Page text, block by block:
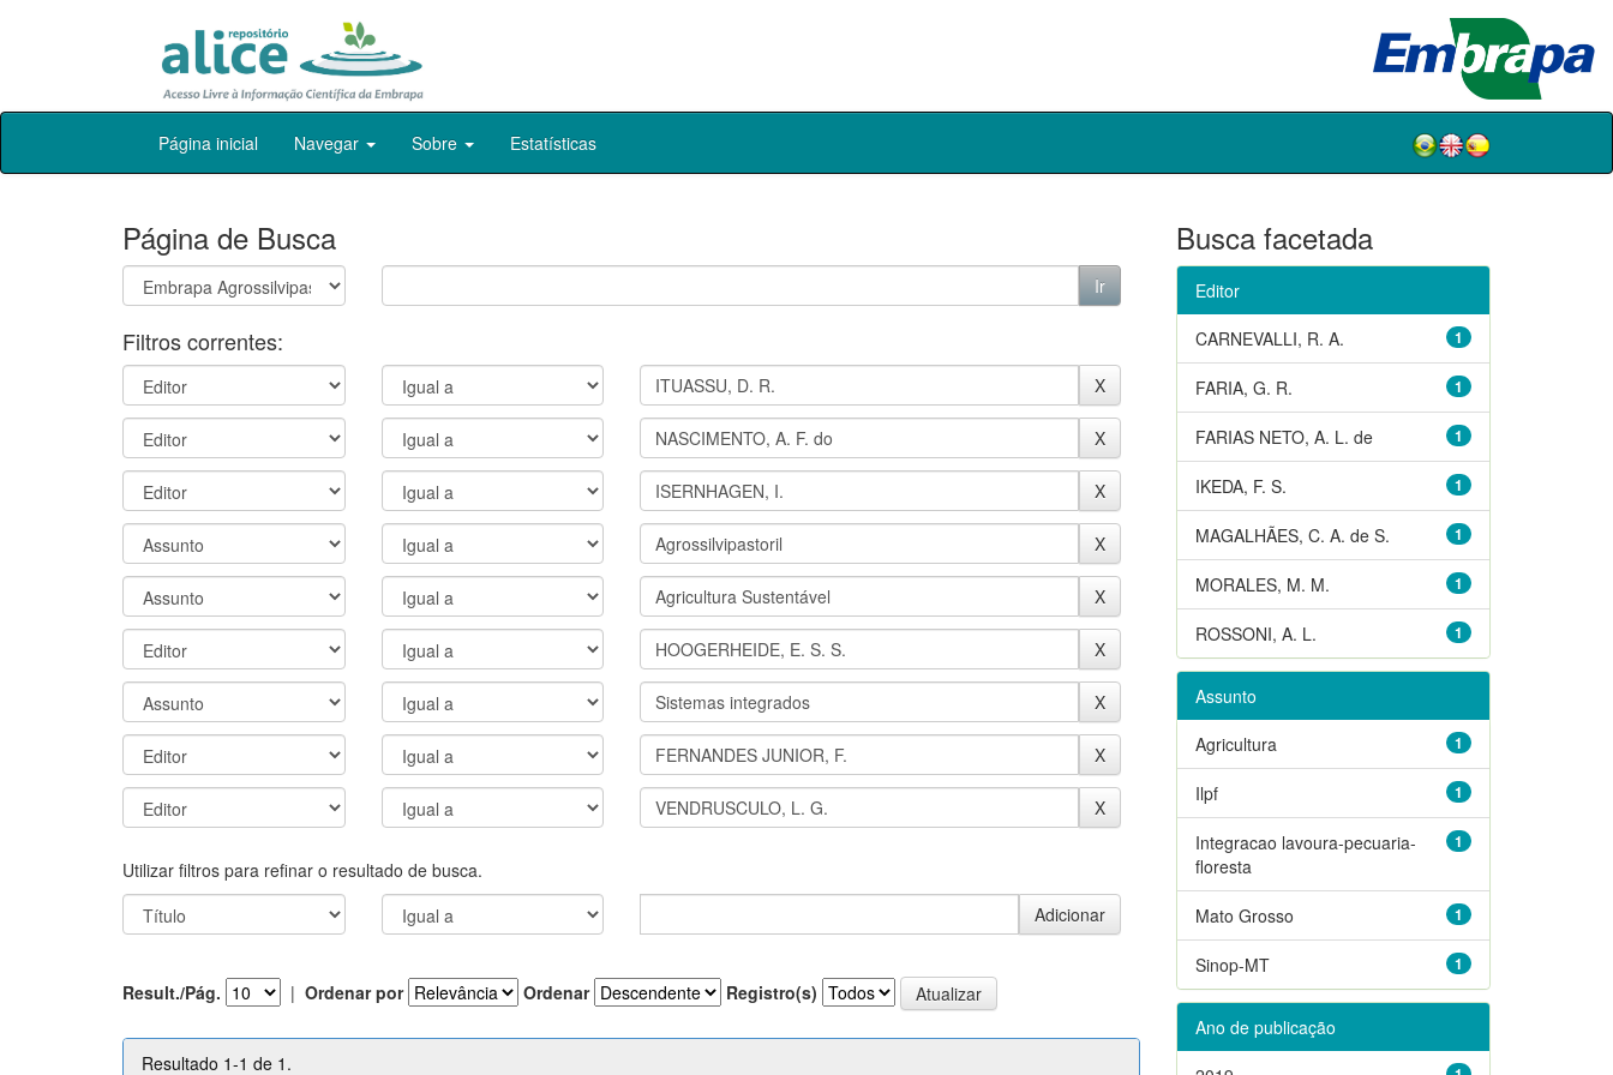
Skip
Página inicial Navegar Sobre Estatísticas
Página de Busca
Filtros correntes:
Utilizar filtros para refinar o resultado de busca.
Result./Pág. | Ordenar por Ordenar Registro(s)
Resultado 1-1 de 1.
Busca facetada
Editor
1
CARNEVALLI, R. A.
1
FARIA, G. R.
1
FARIAS NETO, A. L. de
1
IKEDA, F. S.
1
MAGALHÃES, C. A. de S.
1
MORALES, M. M.
1
ROSSONI, A. L.
Assunto
1
Agricultura
1
Ilpf
1
Integracao lavoura-pecuaria-
floresta
1
Mato Grosso
1
Sinop-MT
Ano de publicação